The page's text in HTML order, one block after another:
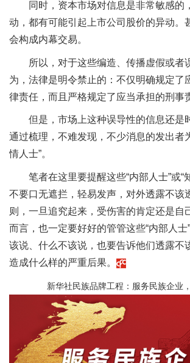
同时，资本市场对信息是非常敏感的
动，都有可能引起上市公司股价的异动。
会构成内幕交易。
所以，对于这些编造、传播虚假或者
为，法律是明令禁止的：不仅明确规定了
律责任，而且严格规定了应当承担的刑事
但是，市场上这种误导性的信息还是
通过梳理，不难发现，不少消息的发出者
情人士”。
笔者在这里要提醒这些“内部人士”或“
不要口无遮拦，轻易发声，对外透露不该
则，一旦追究起来，受伤害的肯定还是自
而言，也一定要好好的管管这些“内部人士
该说、什么不该说，也要告诉他们透露不
造成什么样的严重后果。
新华社民族品牌工程：服务民族企业